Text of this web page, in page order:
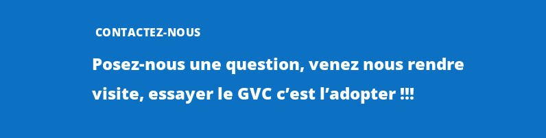
CONTACTEZ-NOUS
Posez-nous une question, venez nous rendre
visite, essayer le GVC c’est l’adopter !!!